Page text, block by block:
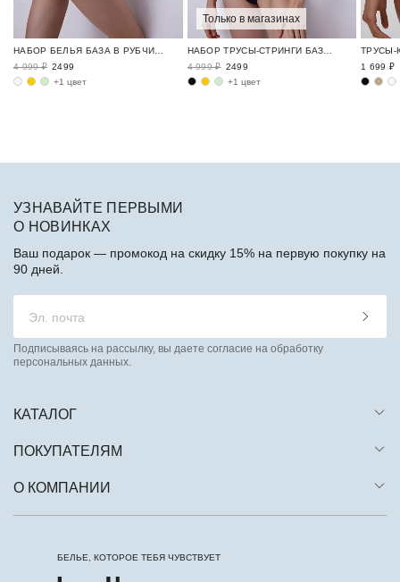
4 999 ₽ 2499
+1 цвет
Только в магазинах
4 999 ₽ 2499
+1 цвет
1 699 ₽
КАТАЛОГ
ПОКУПАТЕЛЯМ
О КОМПАНИИ
УЗНАВАЙТЕ ПЕРВЫМИ
О НОВИНКАХ
Ваш подарок — промокод на скидку 15% на первую покупку на
90 дней.
Подписываясь на рассылку, вы даете согласие на обработку
персональных данных.
БЕЛЬЕ, КОТОРОЕ ТЕБЯ ЧУВСТВУЕТ